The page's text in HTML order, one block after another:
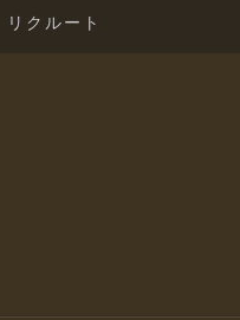
リクルート